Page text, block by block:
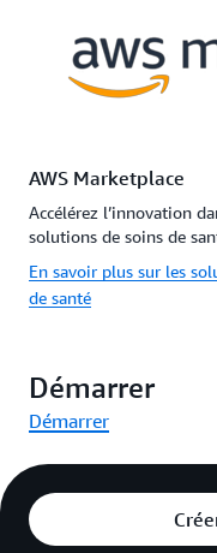
AWS Marketplace
Accélérez l’innovation
solutions de soins de
En savoir plus sur les
de santé
Démarrer
Démarrer